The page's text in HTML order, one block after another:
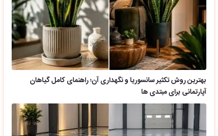
بهترین روش تکثیر سانسوریا و نگهداری آن؛ راهنمای کامل گیاهان
آپارتمانی برای مبتدی ها